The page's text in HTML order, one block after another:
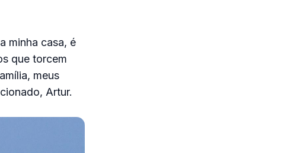
minha casa, é
que torcem
meus
Artur.